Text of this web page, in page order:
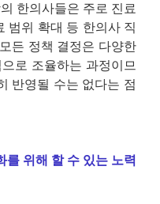
한의사들은 주로 진료
범위 확대 등 한의사 직
모든 정책 결정은 다양한
로 조율하는 과정이므
반영될 수는 없다는 점
를 위해 할 수 있는 노력